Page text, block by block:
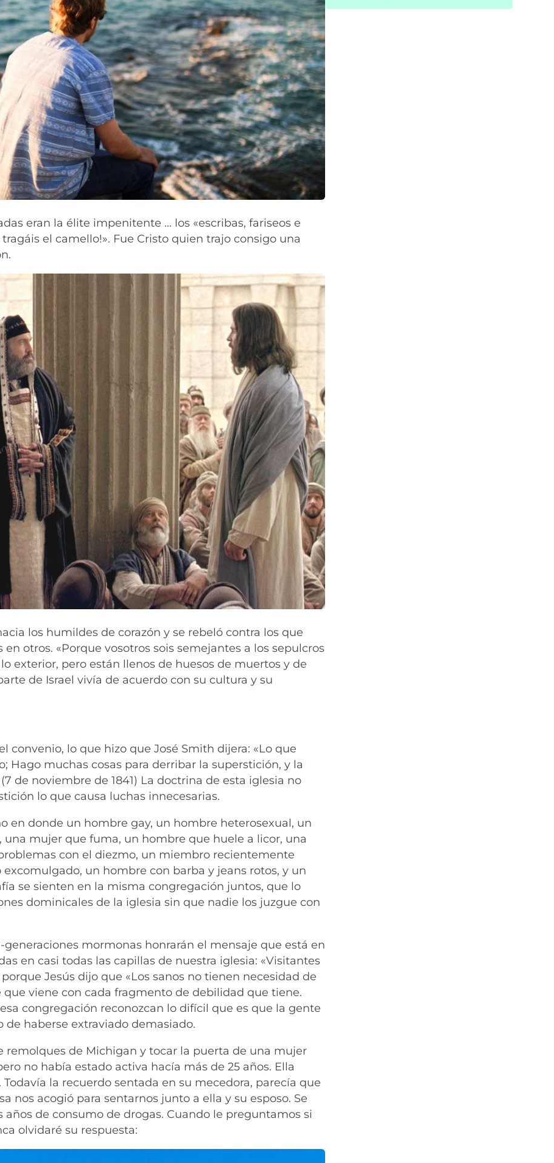
eran la élite impenitente … los «escribas, fariseos e
el camello!». Fue Cristo quien trajo consigo una
los humildes de corazón y se rebeló contra los que
otros. «Porque vosotros sois semejantes a los sepulcros
exterior, pero están llenos de huesos de muertos y de
de Israel vivía de acuerdo con su cultura y su
convenio, lo que hizo que José Smith dijera: «Lo que
Hago muchas cosas para derribar la superstición, y la
de noviembre de 1841) La doctrina de esta iglesia no
lo que causa luchas innecesarias.
en donde un hombre gay, un hombre heterosexual, un
mujer que fuma, un hombre que huele a licor, una
con el diezmo, un miembro recientemente
un hombre con barba y jeans rotos, y un
se sienten en la misma congregación juntos, que lo
dominicales de la iglesia sin que nadie los juzgue con
mormonas honrarán el mensaje que está en
en casi todas las capillas de nuestra iglesia: «Visitantes
Jesús dijo que «Los sanos no tienen necesidad de
que viene con cada fragmento de debilidad que tiene.
congregación reconozcan lo difícil que es que la gente
haberse extraviado demasiado.
remolques de Michigan y tocar la puerta de una mujer
no había estado activa hacía más de 25 años. Ella
la recuerdo sentada en su mecedora, parecía que
nos acogió para sentarnos junto a ella y su esposo. Se
de consumo de drogas. Cuando le preguntamos si
olvidaré su respuesta: